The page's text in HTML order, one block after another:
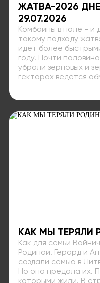
ЖАТВА-2026
29.07.2026
Комбайны в поле - и
такому подходу
идет более
году. Почти
убрали зерновых и
гектарах ведется
КАК МЫ ТЕРЯЛИ
Как для семьи
Родиной. Герард и
создали семью в
Но она предала их.